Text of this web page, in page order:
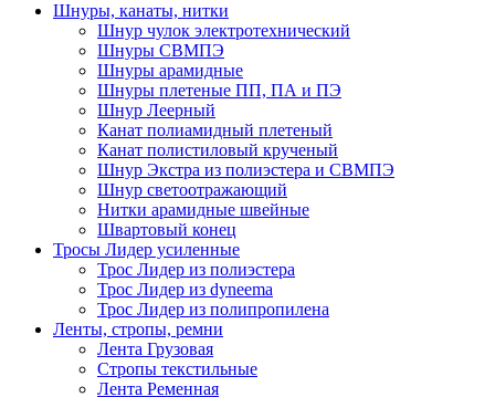
Шнуры, канаты, нитки
Шнур чулок электротехнический
Шнуры СВМПЭ
Шнуры арамидные
Шнуры плетеные ПП, ПА и ПЭ
Шнур Леерный
Канат полиамидный плетеный
Канат полистиловый крученый
Шнур Экстра из полиэстера и СВМПЭ
Шнур светоотражающий
Нитки арамидные швейные
Швартовый конец
Тросы Лидер усиленные
Трос Лидер из полиэстера
Трос Лидер из dyneema
Трос Лидер из полипропилена
Ленты, стропы, ремни
Лента Грузовая
Стропы текстильные
Лента Ременная